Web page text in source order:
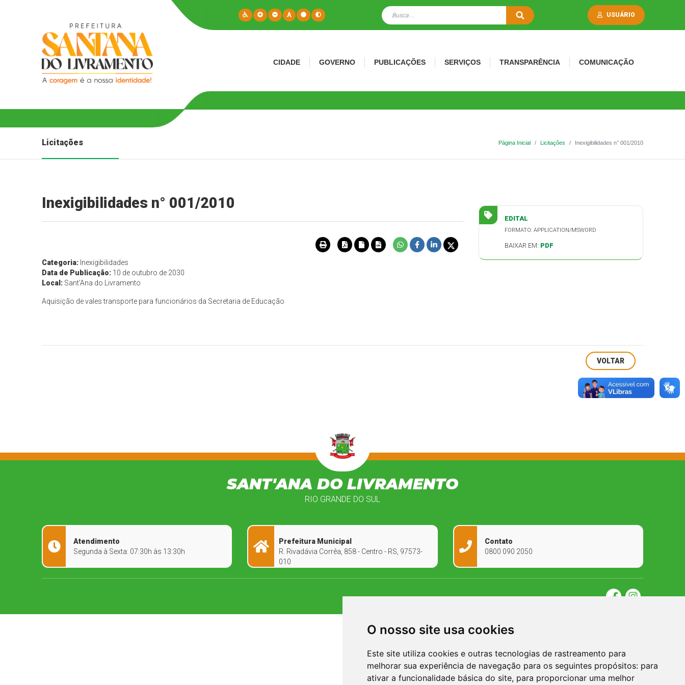
O nosso site usa cookies
Este site utiliza cookies e outras tecnologias de rastreamento para
melhorar sua experiência de navegação para os seguintes propósitos: para
ativar a funcionalidade básica do site, para proporcionar uma melhor
USUÁRIO
CIDADE GOVERNO PUBLICAÇÕES SERVIÇOS TRANSPARÊNCIA COMUNICAÇÃO
Licitações Página Inicial Licitações Inexigibilidades n° 001/2010
Inexigibilidades n° 001/2010
Categoria: Inexigibilidades
Data de Publicação: 10 de outubro de 2030
Local: Sant'Ana do Livramento
Aquisição de vales transporte para funcionários da Secretaria de Educação
EDITAL
FORMATO: APPLICATION/MSWORD
BAIXAR EM: PDF
VOLTAR
SANT'ANA DO LIVRAMENTO
RIO GRANDE DO SUL
Atendimento
Segunda à Sexta: 07:30h às 13:30h
Prefeitura Municipal
R. Rivadávia Corrêa, 858 - Centro - RS, 97573-
010
Contato
0800 090 2050